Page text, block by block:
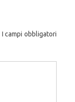
I campi obbligatori